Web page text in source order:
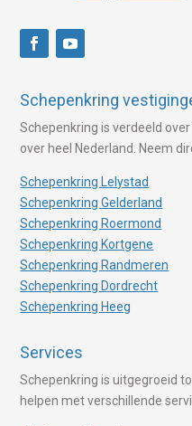
Schepenkring
Schepenkring is verdeeld
over heel Nederland. Neem
Schepenkring Lelystad
Schepenkring Gelderland
Schepenkring Roermond
Schepenkring Kortgene
Schepenkring Randmeren
Schepenkring Dordrecht
Schepenkring Heeg
Services
Schepenkring is uitgegroeid
helpen met verschillende